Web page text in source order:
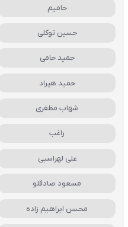
حامیم
حسین توکلی
حمید حامی
حمید هیراد
شهاب مظفری
راغب
علی لهراسبی
مسعود صادقلو
محسن ابراهیم زاده